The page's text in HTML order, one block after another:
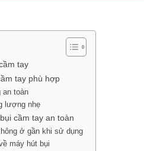
tay
tay phù hợp
an toàn
lượng nhẹ
cầm tay an toàn
ở gần khi sử dụng
máy hút bụi